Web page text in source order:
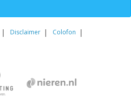
Disclaimer Colofon